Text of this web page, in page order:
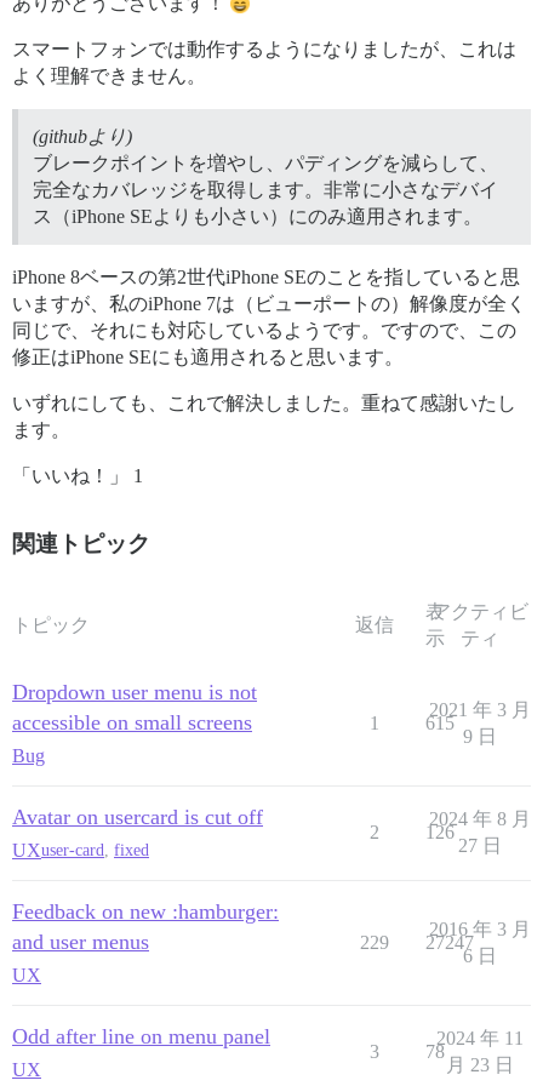
スマートフォンでは動作するようになりましたが、これは
よく理解できません。
(githubより)
ブレークポイントを増やし、パディングを減らして、
完全なカバレッジを取得します。非常に小さなデバイ
ス（iPhone SEよりも小さい）にのみ適用されます。
iPhone 8ベースの第2世代iPhone SEのことを指していると思
いますが、私のiPhone 7は（ビューポートの）解像度が全く
同じで、それにも対応しているようです。ですので、この
修正はiPhone SEにも適用されると思います。
いずれにしても、これで解決しました。重ねて感謝いたし
ます。
「いいね！」 1
関連トピック
トピック 返信
表
示
アクティビ
ティ
Dropdown user menu is not
accessible on small screens
Bug
1 615
2021 年 3 月
9 日
Avatar on usercard is cut off
UXuser-card, fixed
2 126
2024 年 8 月
27 日
Feedback on new :hamburger:
and user menus
UX
229 27247
2016 年 3 月
6 日
Odd after line on menu panel
UX
3 78
2024 年 11
月 23 日